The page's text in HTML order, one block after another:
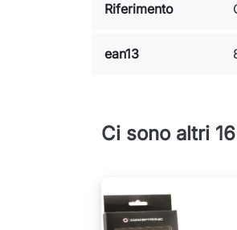
Riferimento
ean13
Ci sono altri